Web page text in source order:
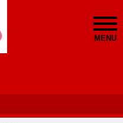
MENU